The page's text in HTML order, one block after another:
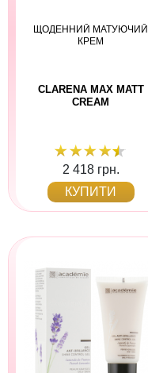
ЩОДЕННИЙ МАТУЮЧИЙ
КРЕМ
СLARENA MAX MATT
CREAM
2 418 грн.
КУПИТИ